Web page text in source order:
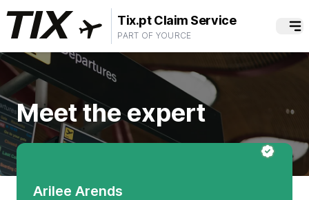
Tix.pt Claim Service
PART OF YOURCE
Meet the expert
Arilee Arends